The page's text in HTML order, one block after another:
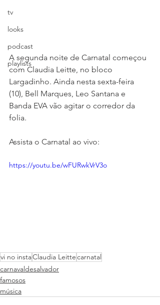
tv
looks
podcast
playlists
A segunda noite de Carnatal começou
com Claudia Leitte, no bloco
Largadinho. Ainda nesta sexta-feira
(10), Bell Marques, Leo Santana e
Banda EVA vão agitar o corredor da
folia.
Assista o Carnatal ao vivo:
https://youtu.be/wFURwkVrV3o
vi no instaClaudia Leittecarnatal
carnavaldesalvador
famosos
música